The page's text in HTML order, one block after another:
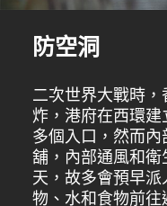
防空洞
二次世界大戰時
炸，港府在西環
多個入口，然而
舖，內部通風和
天，故多會預早
物、水和食物前往